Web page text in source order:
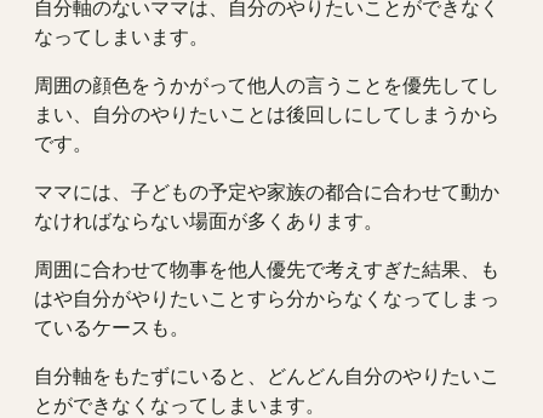
自分軸のないママは、自分のやりたいことができなく
なってしまいます。
周囲の顔色をうかがって他人の言うことを優先してし
まい、自分のやりたいことは後回しにしてしまうから
です。
ママには、子どもの予定や家族の都合に合わせて動か
なければならない場面が多くあります。
周囲に合わせて物事を他人優先で考えすぎた結果、も
はや自分がやりたいことすら分からなくなってしまっ
ているケースも。
自分軸をもたずにいると、どんどん自分のやりたいこ
とができなくなってしまいます。